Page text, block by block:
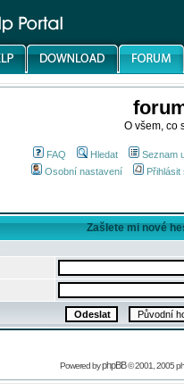
O všem, co
FAQ Hledat Seznam
Osobní nastavení
Zašlete mi nové
Powered byphpBB© 2001, 2005